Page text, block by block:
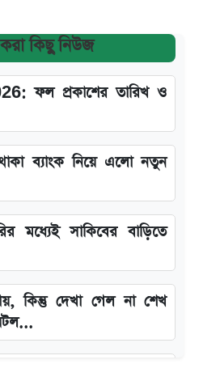
কিছু নিউজ
ফল প্রকাশের তারিখ ও
ব্যাংক নিয়ে এলো নতুন
মধ্যেই সাকিবের বাড়িতে
কিন্তু দেখা গেল না শেখ